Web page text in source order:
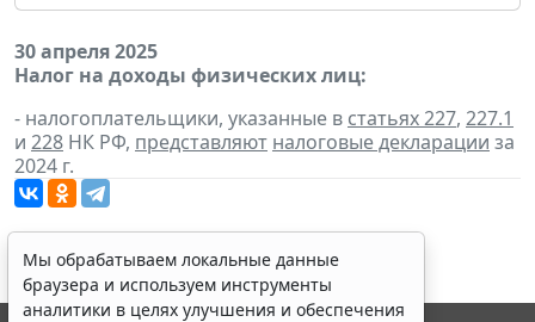
30 апреля 2025
Налог на доходы физических лиц:
- налогоплательщики, указанные в статьях 227, 227.1
и 228 НК РФ, представляют налоговые декларации за
2024 г.
Мы обрабатываем локальные данные
браузера и используем инструменты
аналитики в целях улучшения и обеспечения